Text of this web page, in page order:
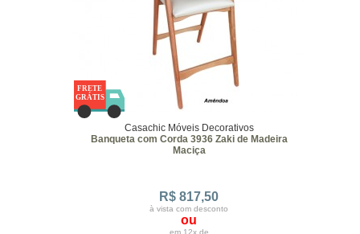
Casachic Móveis Decorativos
Banqueta com Corda 3936 Zaki de Madeira
Maciça
R$ 817,50
à vista com desconto
ou
em 12x de